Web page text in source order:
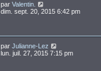
par Valentin.
dim. sept. 20, 2015 6:42 pm
par Julianne-Lez
lun. juil. 27, 2015 7:15 pm